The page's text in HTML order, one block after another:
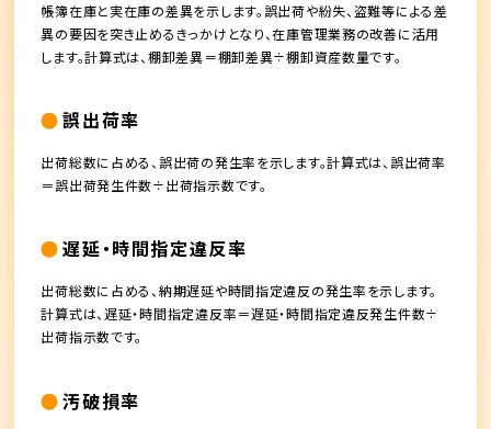
帳簿在庫と実在庫の差異を示します。誤出荷や紛失、盗難等による差
異の要因を突き止めるきっかけとなり、在庫管理業務の改善に活用
します。計算式は、棚卸差異＝棚卸差異÷棚卸資産数量です。
誤出荷率
出荷総数に占める、誤出荷の発生率を示します。計算式は、誤出荷率
＝誤出荷発生件数÷出荷指示数です。
遅延・時間指定違反率
出荷総数に占める、納期遅延や時間指定違反の発生率を示します。
計算式は、遅延・時間指定違反率＝遅延・時間指定違反発生件数÷
出荷指示数です。
汚破損率